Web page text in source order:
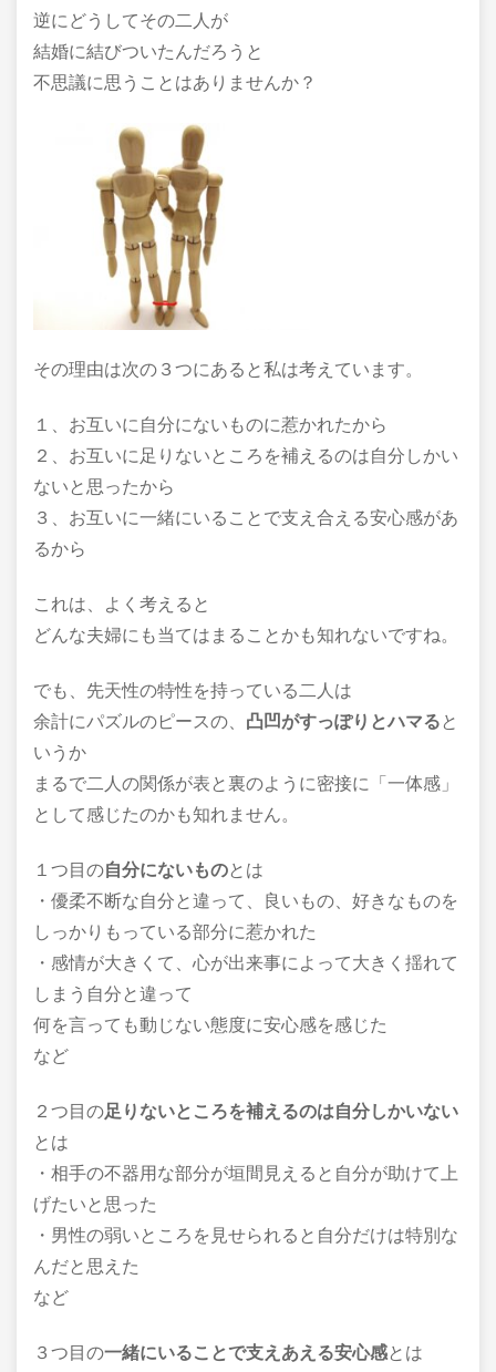
逆にどうしてその二人が
結婚に結びついたんだろうと
不思議に思うことはありませんか？
その理由は次の３つにあると私は考えています。
１、お互いに自分にないものに惹かれたから
２、お互いに足りないところを補えるのは自分しかい
ないと思ったから
３、お互いに一緒にいることで支え合える安心感があ
るから
これは、よく考えると
どんな夫婦にも当てはまることかも知れないですね。
でも、先天性の特性を持っている二人は
余計にパズルのピースの、 凸凹がすっぽりとハマる と
いうか
まるで二人の関係が表と裏のように密接に「一体感」
として感じたのかも知れません。
１つ目の自分にないものとは
・優柔不断な自分と違って、良いもの、好きなものを
しっかりもっている部分に惹かれた
・感情が大きくて、心が出来事によって大きく揺れて
しまう自分と違って
何を言っても動じない態度に安心感を感じた
など
２つ目の足りないところを補えるのは自分しかいない
とは
・相手の不器用な部分が垣間見えると自分が助けて上
げたいと思った
・男性の弱いところを見せられると自分だけは特別な
んだと思えた
など
３つ目の一緒にいることで支えあえる安心感とは